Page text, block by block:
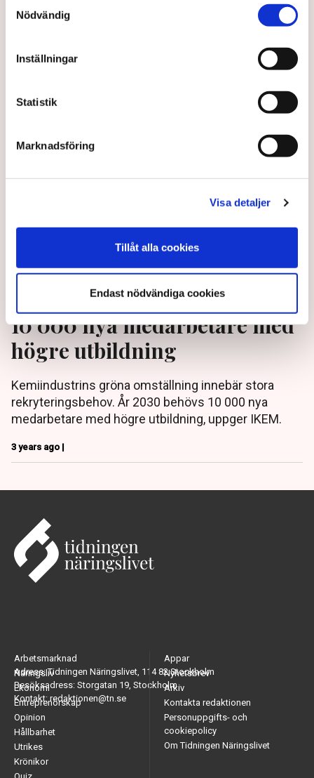
Nödvändig
Inställningar
Statistik
Marknadsföring
Visa detaljer
Tillåt alla cookies
Endast nödvändiga cookies
Dagens avgiftsmodell för elnätet lider av ett
på konsumenternas bekostnad, menar Innovations-
och kemiindustrierna, IKEM.
2 years ago |
Branschens larm: Vi behöver
10 000 nya medarbetare med
högre utbildning
Kemiindustrins gröna omställning innebär stora
rekryteringsbehov. År 2030 behövs 10 000 nya
medarbetare med högre utbildning, uppger IKEM.
3 years ago |
Adress: Tidningen Näringslivet, 114 82 Stockholm
Besöksadress: Storgatan 19, Stockholm
Kontakt: redaktionen@tn.se
Arbetsmarknad
Näringsliv
Ekonomi
Entreprenörskap
Opinion
Hållbarhet
Utrikes
Krönikor
Appar
Nyhetsbrev
Arkiv
Kontakta redaktionen
Personuppgifts- och
cookiepolicy
Om Tidningen Näringslivet